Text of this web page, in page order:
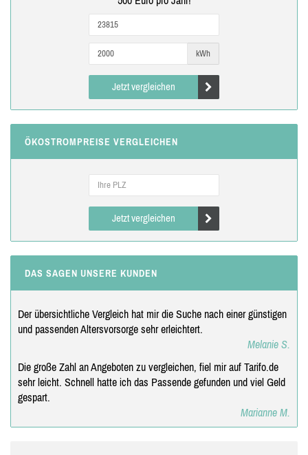
kWh
Jetzt vergleichen
ÖKOSTROMPREISE VERGLEICHEN
Jetzt vergleichen
DAS SAGEN UNSERE KUNDEN
Der übersichtliche Vergleich hat mir die Suche nach einer günstigen
und passenden Altersvorsorge sehr erleichtert.
Melanie S.
Die große Zahl an Angeboten zu vergleichen, fiel mir auf Tarifo.de
sehr leicht. Schnell hatte ich das Passende gefunden und viel Geld
gespart.
Marianne M.